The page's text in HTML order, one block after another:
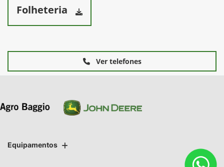
Folheteria
Ver telefones
Equipamentos